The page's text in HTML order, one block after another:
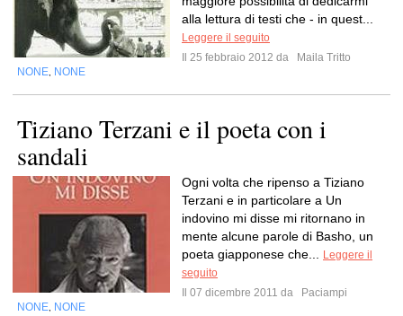
alla lettura di testi che - in quest...
Leggere il seguito
Il 25 febbraio 2012 da
Maila Tritto
NONE NONE
Tiziano Terzani e il poeta con i
sandali
Ogni volta che ripenso a Tiziano
Terzani e in particolare a Un
indovino mi disse mi ritornano in
mente alcune parole di Basho, un
poeta giapponese che...
Leggere il
seguito
Il 07 dicembre 2011 da
Paciampi
NONE NONE